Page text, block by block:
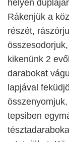
helyen
Rákenjük a
részét,
kikenünk 2
darabokat
lapjával
tepsiben